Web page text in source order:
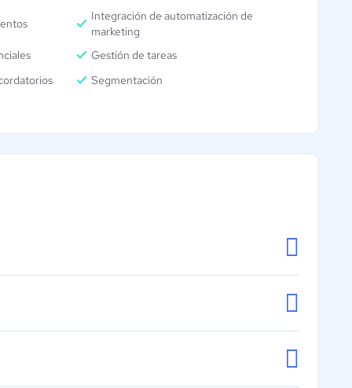
Integración de automatización de
marketing
Gestión de tareas
Segmentación